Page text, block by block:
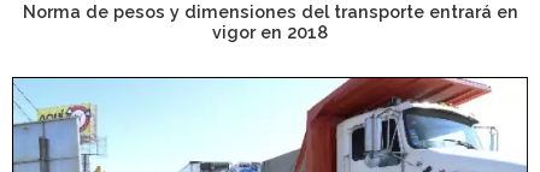
Norma de pesos y dimensiones del transporte entrará en
vigor en 2018